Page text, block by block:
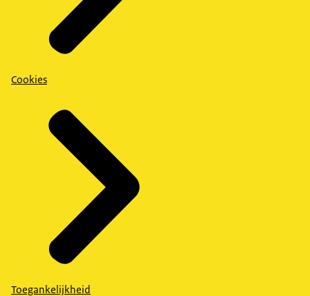
Cookies
Toegankelijkheid